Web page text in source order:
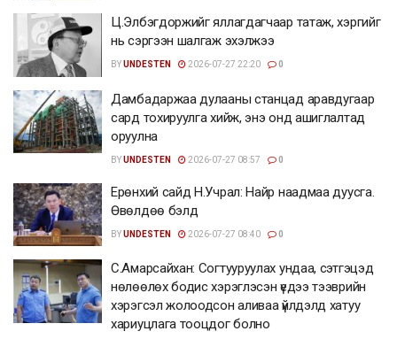
Ц.Элбэгдоржийг яллагдагчаар татаж, хэргийг
нь сэргээн шалгаж эхэлжээ
BYUNDESTEN 2026-07-27 22:20 0
Дамбадаржаа дулааны станцад аравдугаар
сард тохируулга хийж, энэ онд ашиглалтад
оруулна
BYUNDESTEN 2026-07-27 08:57 0
Ерөнхий сайд Н.Учрал: Найр наадмаа дуусга.
Өвөлдөө бэлд
BYUNDESTEN 2026-07-27 08:40 0
С.Амарсайхан: Согтууруулах ундаа, сэтгэцэд
нөлөөлөх бодис хэрэглэсэн үедээ тээврийн
хэрэгсэл жолоодсон аливаа үйлдэлд хатуу
хариуцлага тооцдог болно